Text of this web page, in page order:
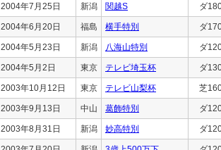
2004年7月25日 新潟 関越S ダ
2004年6月20日 福島 横手特別 ダ
2004年5月23日 新潟 八海山特別 ダ
2004年5月2日 東京 テレビ埼玉杯 ダ
2003年10月12日 東京 テレビ山梨杯 芝
2003年9月13日 中山 葛飾特別 ダ
2003年8月31日 新潟 妙高特別 ダ